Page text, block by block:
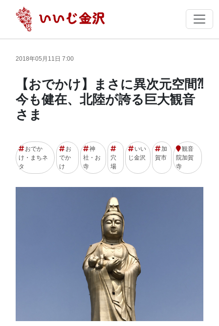
2018年05月11日 7:00
【おでかけ】まさに異次元空間⁈
今も健在、北陸が誇る巨大観音
さま
おでか
け・まちネ
タ
お
でか
け
神
社・お
寺
穴
場
いい
じ金沢
加
賀市
観音
院加賀
寺